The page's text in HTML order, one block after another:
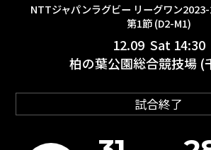
NTTジャパンラグビー リーグワン
第1節 (D2-M1)
12.09 Sat 14:30
柏の葉公園総合競技場 (
試合終了